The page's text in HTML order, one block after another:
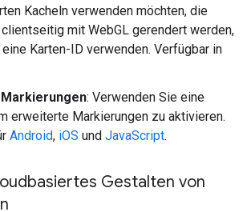
Kacheln verwenden möchten, die
mit WebGL gerendert werden,
Karten-ID verwenden. Verfügbar in
: Verwenden Sie eine
erweiterte Markierungen zu aktivieren.
Android, iOS und JavaScript.
Gestalten von